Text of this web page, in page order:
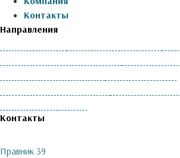
Контакты
Направления
Контакты
Правник 39